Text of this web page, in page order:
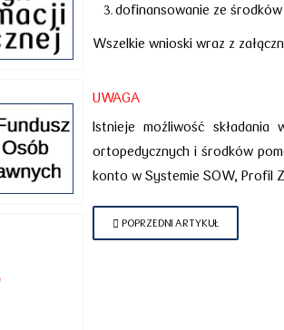
dofinansowanie ze środków
Wszelkie wnioski wraz z
UWAGA
Istnieje możliwość
ortopedycznych i środków
konto w Systemie SOW, Profil
POPRZEDNI ARTYKUŁ